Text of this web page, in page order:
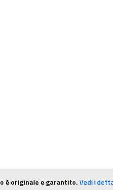
è originale e garantito.Vedi i